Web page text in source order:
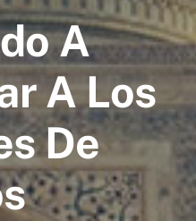
A
A Los
De